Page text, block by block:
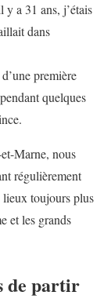
a 31 ans, j’étais
dans
première
quelques
Marne, nous
régulièrement
lieux toujours plus
et les grands
de partir